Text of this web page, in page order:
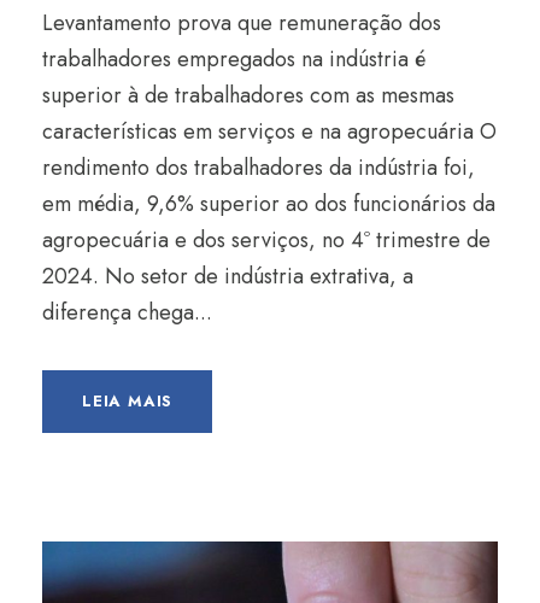
Levantamento prova que remuneração dos
trabalhadores empregados na indústria é
superior à de trabalhadores com as mesmas
características em serviços e na agropecuária O
rendimento dos trabalhadores da indústria foi,
em média, 9,6% superior ao dos funcionários da
agropecuária e dos serviços, no 4º trimestre de
2024. No setor de indústria extrativa, a
diferença chega...
LEIA MAIS